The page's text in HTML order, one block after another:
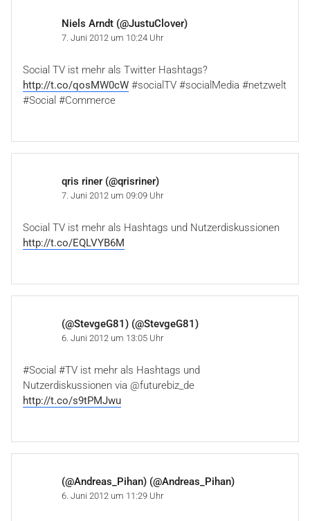
Niels Arndt (@JustuClover)
7. Juni 2012 um 10:24 Uhr
Social TV ist mehr als Twitter Hashtags?
http://t.co/qosMW0cW #socialTV #socialMedia #netzwelt
#Social #Commerce
qris riner (@qrisriner)
7. Juni 2012 um 09:09 Uhr
Social TV ist mehr als Hashtags und Nutzerdiskussionen
http://t.co/EQLVYB6M
(@StevgeG81) (@StevgeG81)
6. Juni 2012 um 13:05 Uhr
#Social #TV ist mehr als Hashtags und
Nutzerdiskussionen via @futurebiz_de
http://t.co/s9tPMJwu
(@Andreas_Pihan) (@Andreas_Pihan)
6. Juni 2012 um 11:29 Uhr